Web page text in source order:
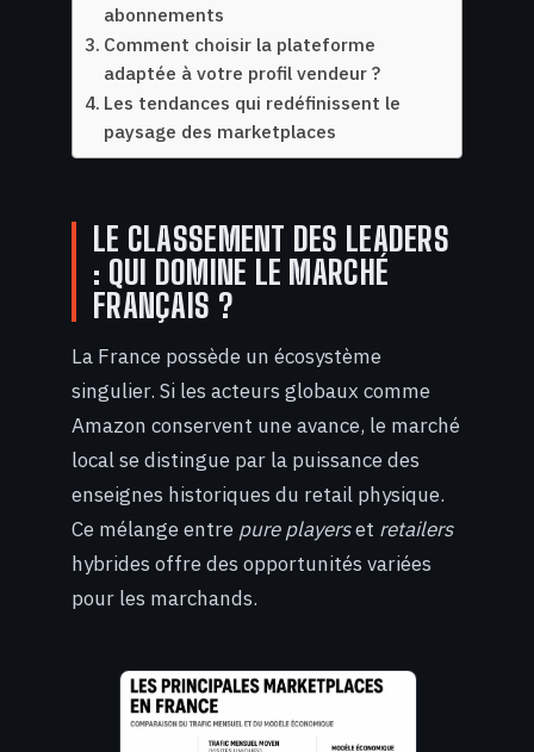
abonnements
Comment choisir la plateforme
adaptée à votre profil vendeur ?
Les tendances qui redéfinissent le
paysage des marketplaces
LE CLASSEMENT DES LEADERS
: QUI DOMINE LE MARCHÉ
FRANÇAIS ?
La France possède un écosystème
singulier. Si les acteurs globaux comme
Amazon conservent une avance, le marché
local se distingue par la puissance des
enseignes historiques du retail physique.
Ce mélange entre pure playerset retailers
hybrides offre des opportunités variées
pour les marchands.